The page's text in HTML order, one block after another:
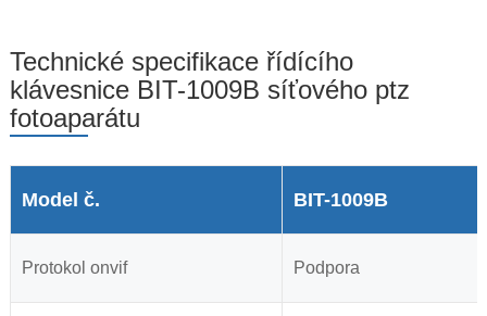
Technické specifikace řídícího
klávesnice BIT-1009B síťového ptz
fotoaparátu
Model č. BIT-1009B
Protokol onvif Podpora